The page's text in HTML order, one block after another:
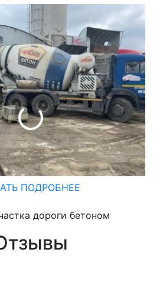
ПОДРОБНЕЕ
дороги бетоном